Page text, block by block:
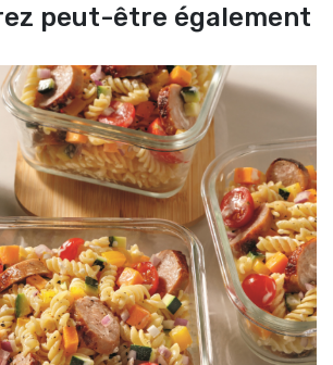
peut-être également